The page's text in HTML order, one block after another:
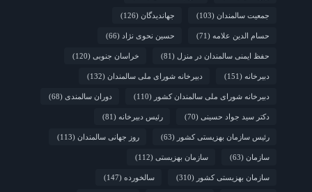
جمعیت سالمندان (103) جهاندیدگان (126)
حسام الدین علامه (71) حسین نحوی نژاد (66)
حفظ ایمنی سالمندان در منزل (81) خراسان جنوبی (120)
دبیرخانه (151) دبیرخانه شورای ملی سالمندان (132)
دبیرخانه شورای ملی سالمندان کشور (110) دوران سالمندی (68)
دکتر سید جواد حسینی (70) رئیس دبیرخانه (81)
رئیس سازمان بهزیستی کشور (63) روز جهانی سالمندان (113)
سازمان (63) سازمان بهزیستی (112)
سازمان بهزیستی کشور (310) سالخورده (147)